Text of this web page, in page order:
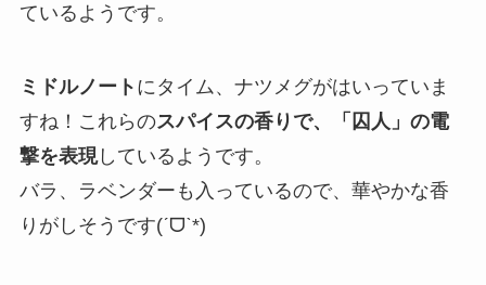
ているようです。
ミドルノート にタイム、ナツメグがはいっていま
すね！これらのスパイスの香りで、「囚人」の電
撃を表現しているようです。
バラ、ラベンダーも入っているので、華やかな香
りがしそうです(ˊᗜˋ*)